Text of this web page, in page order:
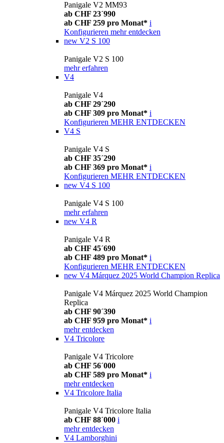
Panigale V2 MM93
ab CHF 23´990
ab CHF 259 pro Monat* i
Konfigurieren mehr entdecken
new V2 S 100
Panigale V2 S 100
mehr erfahren
V4
Panigale V4
ab CHF 29´290
ab CHF 309 pro Monat* i
Konfigurieren MEHR ENTDECKEN
V4 S
Panigale V4 S
ab CHF 35´290
ab CHF 369 pro Monat* i
Konfigurieren MEHR ENTDECKEN
new V4 S 100
Panigale V4 S 100
mehr erfahren
new V4 R
Panigale V4 R
ab CHF 45´690
ab CHF 489 pro Monat* i
Konfigurieren MEHR ENTDECKEN
new V4 Márquez 2025 World Champion Replica
Panigale V4 Márquez 2025 World Champion
Replica
ab CHF 90´390
ab CHF 959 pro Monat* i
mehr entdecken
V4 Tricolore
Panigale V4 Tricolore
ab CHF 56´000
ab CHF 589 pro Monat* i
mehr entdecken
V4 Tricolore Italia
Panigale V4 Tricolore Italia
ab CHF 88´000 i
mehr entdecken
V4 Lamborghini